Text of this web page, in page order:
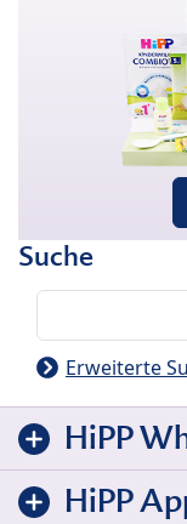
Suche
Erweiterte
HiPP
HiPP